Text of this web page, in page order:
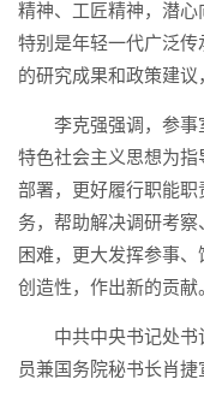
精神、工匠精神，潜
特别是年轻一代广泛传
的研究成果和政策建议
李克强强调，参事
特色社会主义思想为
部署，更好履行职能
务，帮助解决调研考
困难，更大发挥参事
创造性，作出新的贡献
中共中央书记处
员兼国务院秘书长肖捷